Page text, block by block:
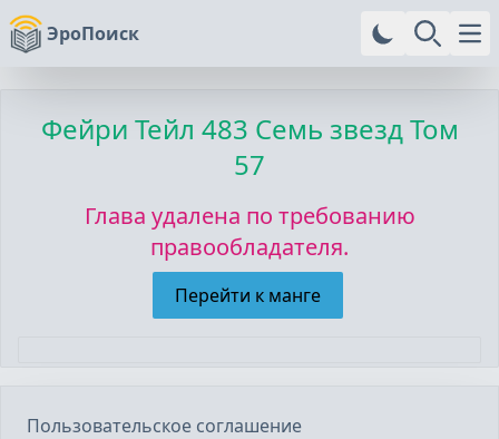
ЭроПоиск
Фейри Тейл 483 Семь звезд Том
57
Глава удалена по требованию
правообладателя.
Перейти к манге
Пользовательское соглашение